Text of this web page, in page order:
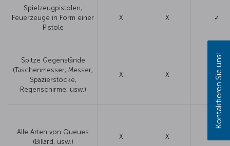
Spielzeugpistolen,
Feuerzeuge in Form einer
Pistole
X X ✓
Spitze Gegenstände
(Taschenmesser, Messer,
Spazierstöcke,
Regenschirme, usw.)
X X ✓
Alle Arten von Queues
(Billard, usw.)
X X
Kontaktieren Sie uns!